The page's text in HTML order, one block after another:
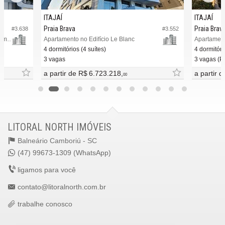
#3.638
Apartamento no Edifício Atmosphere Home Spa
#3.552
ITAJAÍ
Praia Brava
Apartamento no Edifício Le Blanc
4 dormitórios (4 suítes)
3 vagas
a partir de R$ 6.723.218, 00
ITAJAÍ
Praia
4
3 vagas
a partir
LITORAL NORTH IMÓVEIS
Balneário Camboriú - SC
(47) 99673-1309 (WhatsApp)
ligamos para você
contato@litoralnorth.com.br
trabalhe conosco